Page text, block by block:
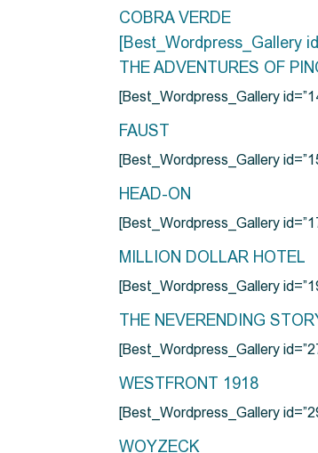
COBRA VERDE
[Best_Wordpress_Gallery
THE ADVENTURES OF
[Best_Wordpress_Gallery
FAUST
[Best_Wordpress_Gallery
HEAD-ON
[Best_Wordpress_Gallery
MILLION DOLLAR HOTEL
[Best_Wordpress_Gallery
THE NEVERENDING
[Best_Wordpress_Gallery
WESTFRONT 1918
[Best_Wordpress_Gallery
WOYZECK